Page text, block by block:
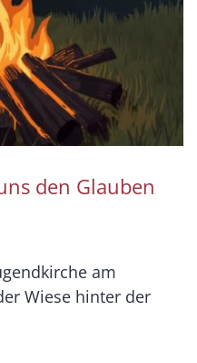
den Glauben
am
Wiese hinter der